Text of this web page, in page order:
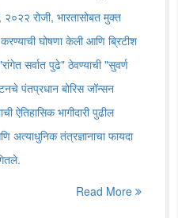
रोजी, भारतासोबत मुक्त
घोषणा केली आणि ब्रिटीश
सर्वात पुढे" ठेवण्याची "सुवर्ण
पंतप्रधान बोरिस जॉन्सन
ऐतिहासिक भागीदारी पुढील
तंत्रज्ञानाचा फायदा
Read More